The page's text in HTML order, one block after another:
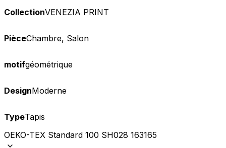
CollectionVENEZIA PRINT
PièceChambre, Salon
motifgéométrique
DesignModerne
TypeTapis
OEKO-TEX Standard 100 SH028 163165